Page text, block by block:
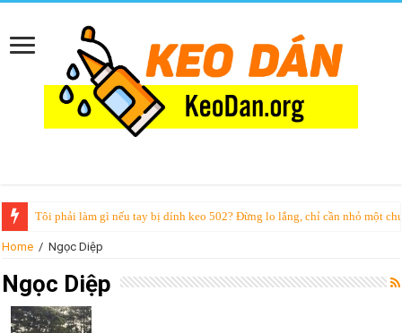
Tôi phải làm gì nếu tay bị dính keo 502? Đừng lo lắng, chỉ cần nhỏ một
Home / Ngọc Diệp
Ngọc Diệp